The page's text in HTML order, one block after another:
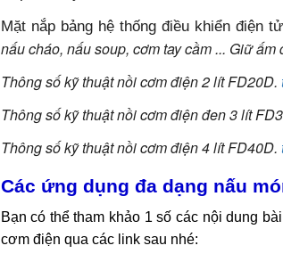
Mặt nắp bảng hệ thống điều khiển điện
nấu cháo, nấu soup, cơm tay cầm ... Giữ ấm
Thông số kỹ thuật nồi cơm điện 2 lít FD20D.
Thông số kỹ thuật nồi cơm điện đen 3 lít
Thông số kỹ thuật nồi cơm điện 4 lít FD40D.
Các ứng dụng đa dạng nấu
Bạn có thể tham khảo 1 số các nội dung
cơm điện qua các link sau nhé: